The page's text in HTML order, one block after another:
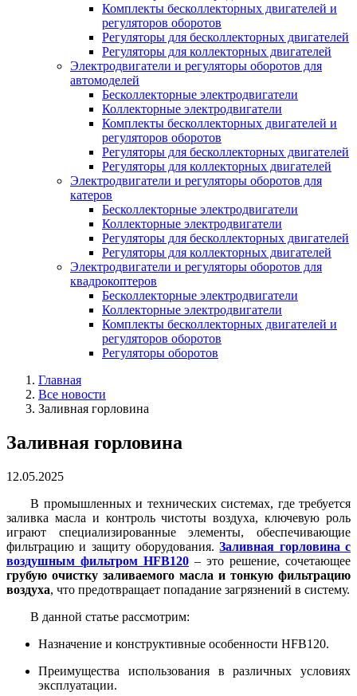
Комплекты бесколлекторных двигателей и
регуляторов оборотов
Регуляторы для бесколлекторных двигателей
Регуляторы для коллекторных двигателей
Электродвигатели и регуляторы оборотов для
автомоделей
Бесколлекторные электродвигатели
Коллекторные электродвигатели
Комплекты бесколлекторных двигателей и
регуляторов оборотов
Регуляторы для бесколлекторных двигателей
Регуляторы для коллекторных двигателей
Электродвигатели и регуляторы оборотов для
катеров
Бесколлекторные электродвигатели
Коллекторные электродвигатели
Регуляторы для бесколлекторных двигателей
Регуляторы для коллекторных двигателей
Электродвигатели и регуляторы оборотов для
квадрокоптеров
Бесколлекторные электродвигатели
Коллекторные электродвигатели
Комплекты бесколлекторных двигателей и
регуляторов оборотов
Регуляторы оборотов
Главная
Все новости
Заливная горловина
Заливная горловина
12.05.2025
В промышленных и технических системах, где требуется
заливка масла и контроль чистоты воздуха, ключевую роль
играют специализированные элементы, обеспечивающие
фильтрацию и защиту оборудования.Заливная горловина с
воздушным фильтром HFB120 – это решение, сочетающее
грубую очистку заливаемого масла и тонкую фильтрацию
воздуха, что предотвращает попадание загрязнений в систему.
В данной статье рассмотрим:
Назначение и конструктивные особенности HFB120.
Преимущества использования в различных условиях
эксплуатации.